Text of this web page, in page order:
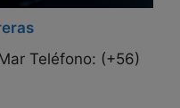
Teléfono: (+56)